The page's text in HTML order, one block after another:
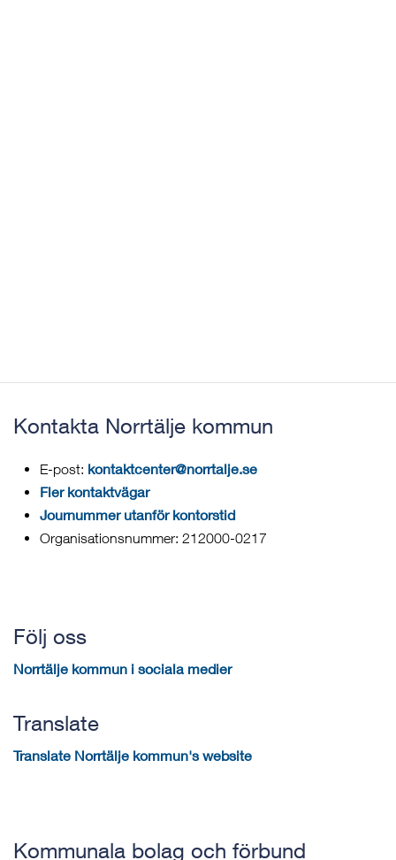
Kontakta Norrtälje kommun
E-post: kontaktcenter@norrtalje.se
Fler kontaktvägar
Journummer utanför kontorstid
Organisationsnummer: 212000-0217
Följ oss
Norrtälje kommun i sociala medier
Translate
Translate Norrtälje kommun's website
Kommunala bolag och förbund